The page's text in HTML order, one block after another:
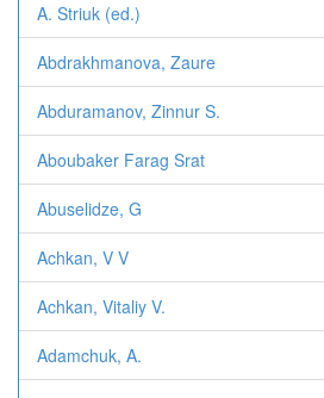
A. Striuk (ed.)
Abdrakhmanova, Zaure
Abduramanov, Zinnur S.
Aboubaker Farag Srat
Abuselidze, G
Achkan, V V
Achkan, Vitaliy V.
Adamchuk, A.